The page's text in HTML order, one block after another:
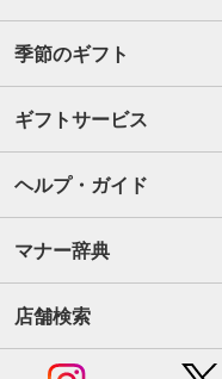
季節のギフト
ギフトサービス
ヘルプ・ガイド
マナー辞典
店舗検索